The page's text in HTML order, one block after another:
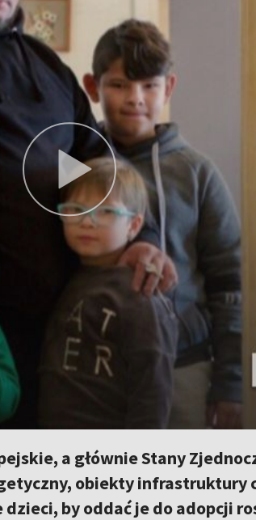
a głównie Stany
obiekty infrastruktury
by oddać je do adopcji